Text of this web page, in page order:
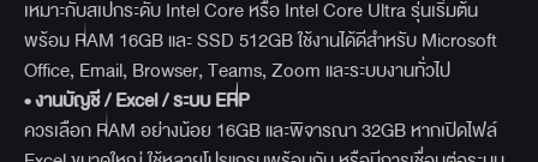
เหมาะกับสเปกระดับ Intel Core หรือ Intel Core Ultra รุ่นเริ่มต้น
พร้อม RAM 16GB และ SSD 512GB ใช้งานได้ดีสำหรับ Microsoft
Office, Email, Browser, Teams, Zoom และระบบงานทั่วไป
• งานบัญชี / Excel /ระบบ ERP
ควรเลือก RAM อย่างน้อย 16GB และพิจารณา 32GB หากเปิดไฟล์